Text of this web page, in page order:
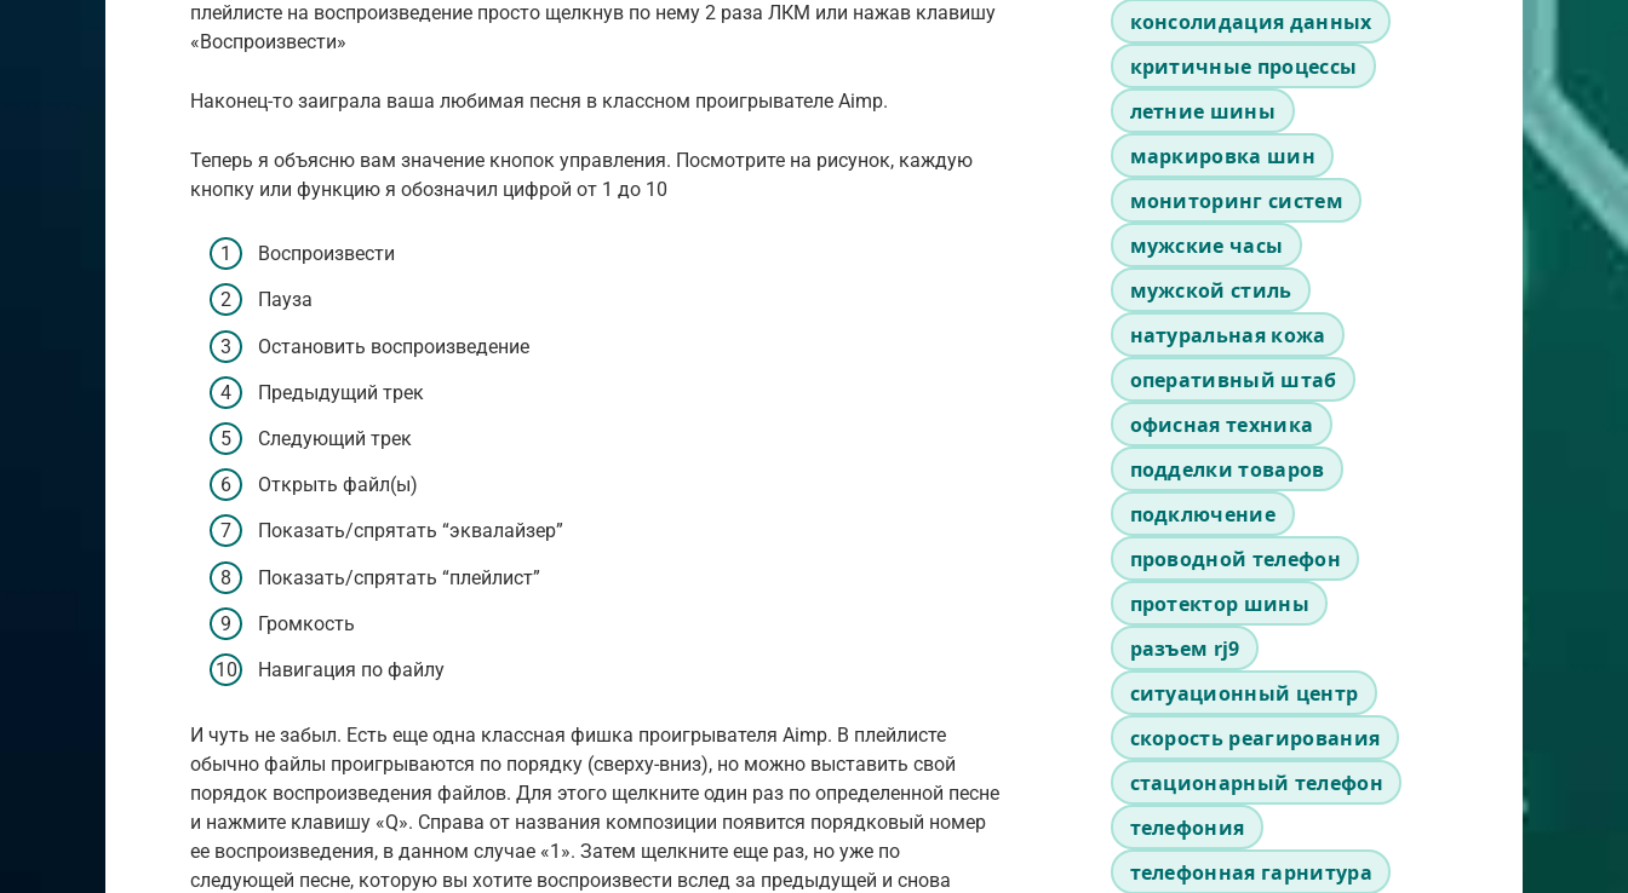
плейлисте на воспроизведение просто щелкнув по нему 2 раза ЛКМ или нажав клавишу
«Воспроизвести»
Наконец-то заиграла ваша любимая песня в классном проигрывателе Aimp.
Теперь я объясню вам значение кнопок управления. Посмотрите на рисунок, каждую
кнопку или функцию я обозначил цифрой от 1 до 10
Воспроизвести
Пауза
Остановить воспроизведение
Предыдущий трек
Следующий трек
Открыть файл(ы)
Показать/спрятать “эквалайзер”
Показать/спрятать “плейлист”
Громкость
Навигация по файлу
И чуть не забыл. Есть еще одна классная фишка проигрывателя Aimp. В плейлисте
обычно файлы проигрываются по порядку (сверху-вниз), но можно выставить свой
порядок воспроизведения файлов. Для этого щелкните один раз по определенной песне
и нажмите клавишу «Q». Справа от названия композиции появится порядковый номер
ее воспроизведения, в данном случае «1». Затем щелкните еще раз, но уже по
следующей песне, которую вы хотите воспроизвести вслед за предыдущей и снова
консолидация данных
критичные процессы
летние шины
маркировка шин
мониторинг систем
мужские часы
мужской стиль
натуральная кожа
оперативный штаб
офисная техника
подделки товаров
подключение
проводной телефон
протектор шины
разъем rj9
ситуационный центр
скорость реагирования
стационарный телефон
телефония
телефонная гарнитура